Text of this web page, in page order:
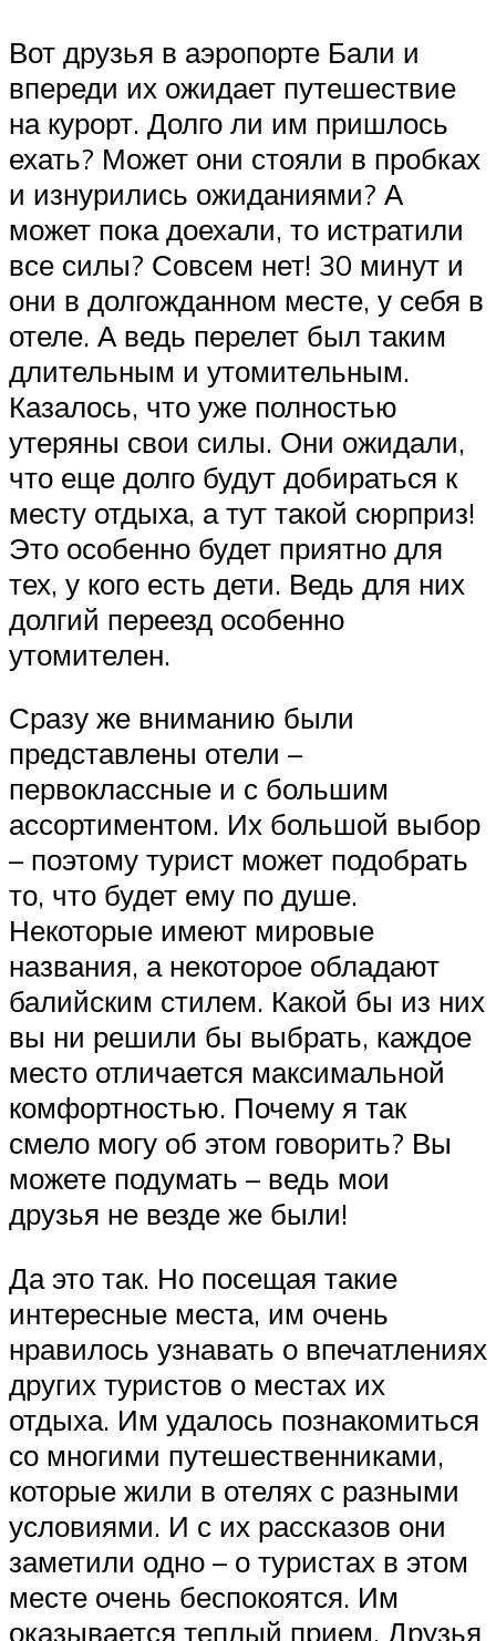
Вот друзья в аэропорте Бали и
впереди их ожидает путешествие
на курорт. Долго ли им пришлось
ехать? Может они стояли в пробках
и изнурились ожиданиями? А
может пока доехали, то истратили
все силы? Совсем нет! 30 минут и
они в долгожданном месте, у себя в
отеле. А ведь перелет был таким
длительным и утомительным.
Казалось, что уже полностью
утеряны свои силы. Они ожидали,
что еще долго будут добираться к
месту отдыха, а тут такой сюрприз!
Это особенно будет приятно для
тех, у кого есть дети. Ведь для них
долгий переезд особенно
утомителен.
Сразу же вниманию были
представлены отели –
первоклассные и с большим
ассортиментом. Их большой выбор
– поэтому турист может подобрать
то, что будет ему по душе.
Некоторые имеют мировые
названия, а некоторое обладают
балийским стилем. Какой бы из них
вы ни решили бы выбрать, каждое
место отличается максимальной
комфортностью. Почему я так
смело могу об этом говорить? Вы
можете подумать – ведь мои
друзья не везде же были!
Да это так. Но посещая такие
интересные места, им очень
нравилось узнавать о впечатлениях
других туристов о местах их
отдыха. Им удалось познакомиться
со многими путешественниками,
которые жили в отелях с разными
условиями. И с их рассказов они
заметили одно – о туристах в этом
месте очень беспокоятся. Им
оказывается теплый прием. Друзья